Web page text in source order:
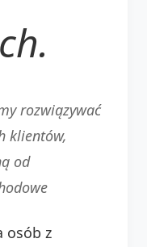
rozwiązywać
klientów,
od
osób z